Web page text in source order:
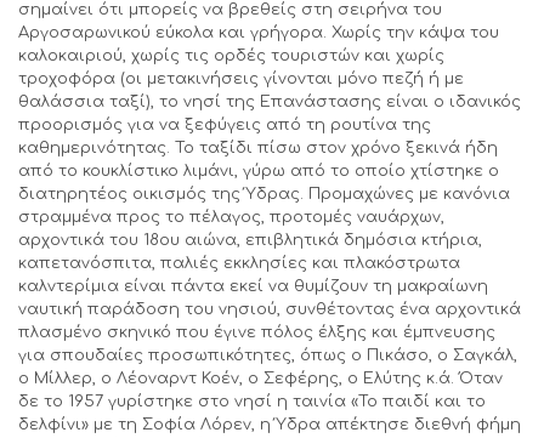
σημαίνει ότι μπορείς να βρεθείς στη σειρήνα του
Αργοσαρωνικού εύκολα και γρήγορα. Χωρίς την κάψα του
καλοκαιριού, χωρίς τις ορδές τουριστών και χωρίς
τροχοφόρα (οι μετακινήσεις γίνονται μόνο πεζή ή με
θαλάσσια ταξί), το νησί της Επανάστασης είναι ο ιδανικός
προορισμός για να ξεφύγεις από τη ρουτίνα της
καθημερινότητας. Το ταξίδι πίσω στον χρόνο ξεκινά ήδη
από το κουκλίστικο λιμάνι, γύρω από το οποίο χτίστηκε ο
διατηρητέος οικισμός της Ύδρας. Προμαχώνες με κανόνια
στραμμένα προς το πέλαγος, προτομές ναυάρχων,
αρχοντικά του 18ου αιώνα, επιβλητικά δημόσια κτήρια,
καπετανόσπιτα, παλιές εκκλησίες και πλακόστρωτα
καλντερίμια είναι πάντα εκεί να θυμίζουν τη μακραίωνη
ναυτική παράδοση του νησιού, συνθέτοντας ένα αρχοντικά
πλασμένο σκηνικό που έγινε πόλος έλξης και έμπνευσης
για σπουδαίες προσωπικότητες, όπως ο Πικάσο, ο Σαγκάλ,
ο Μίλλερ, o Λέοναρντ Κοέν, ο Σεφέρης, ο Ελύτης κ.ά. Όταν
δε το 1957 γυρίστηκε στο νησί η ταινία «Το παιδί και το
δελφίνι» με τη Σοφία Λόρεν, η Ύδρα απέκτησε διεθνή φήμη